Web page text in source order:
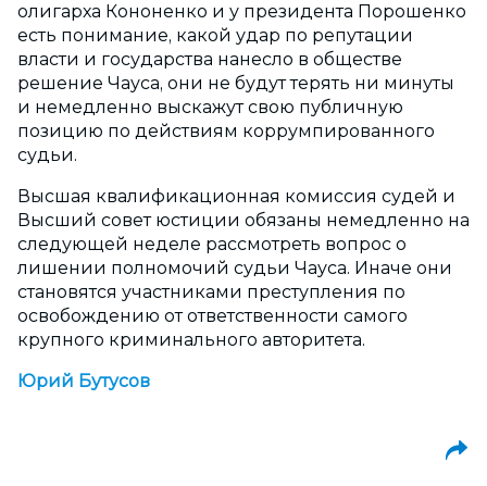
олигарха Кононенко и у президента Порошенко
есть понимание, какой удар по репутации
власти и государства нанесло в обществе
решение Чауса, они не будут терять ни минуты
и немедленно выскажут свою публичную
позицию по действиям коррумпированного
судьи.
Высшая квалификационная комиссия судей и
Высший совет юстиции обязаны немедленно на
следующей неделе рассмотреть вопрос о
лишении полномочий судьи Чауса. Иначе они
становятся участниками преступления по
освобождению от ответственности самого
крупного криминального авторитета.
Юрий Бутусов